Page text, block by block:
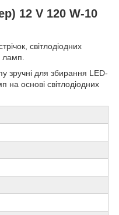
12 V 120 W-10
світлодіодних
ламп.
зручні для збирання LED-
на основі світлодіодних